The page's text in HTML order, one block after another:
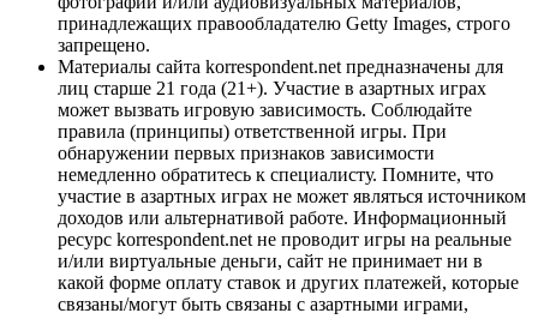
принадлежащих правообладателю Getty Images, строго
запрещено.
Материалы сайта korrespondent.net предназначены для
лиц старше 21 года (21+). Участие в азартных играх
может вызвать игровую зависимость. Соблюдайте
правила (принципы) ответственной игры. При
обнаружении первых признаков зависимости
немедленно обратитесь к специалисту. Помните, что
участие в азартных играх не может являться источником
доходов или альтернативой работе. Информационный
ресурс korrespondent.net не проводит игры на реальные
и/или виртуальные деньги, сайт не принимает ни в
какой форме оплату ставок и других платежей, которые
связаны/могут быть связаны с азартными играми,